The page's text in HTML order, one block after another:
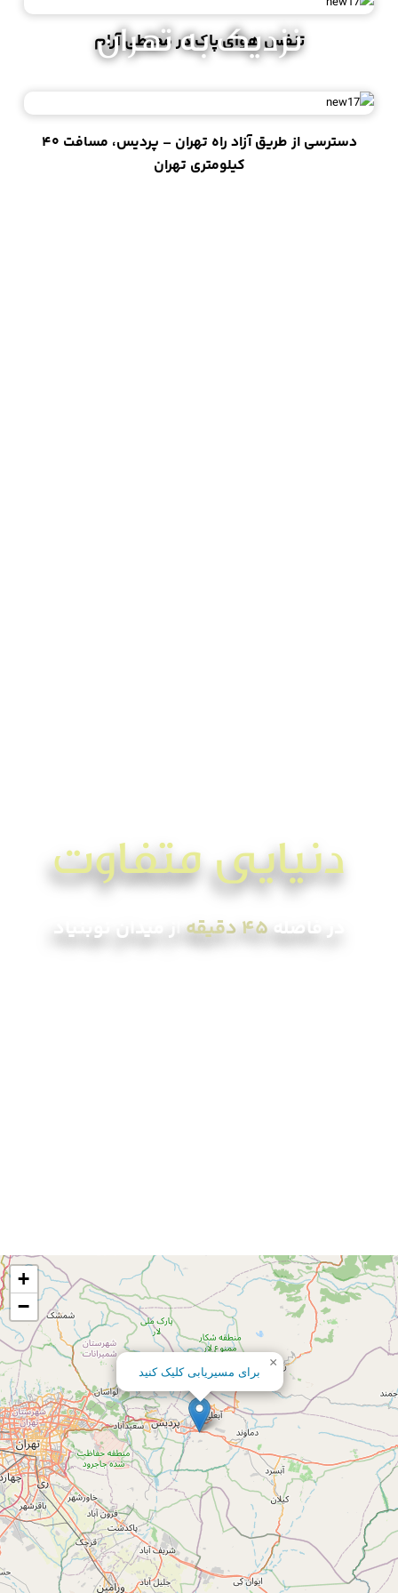
تنفس هوای پاک در محیطی آرام
نزدیک به تهران
دسترسی از طریق آزاد راه تهران – پردیس، مسافت ۴۰
کیلومتری تهران
دنیایی متفاوت
در فاصله۴۵ دقیقه از میدان نوبنیاد
برای مسیریابی کلیک کنید
×
+
−